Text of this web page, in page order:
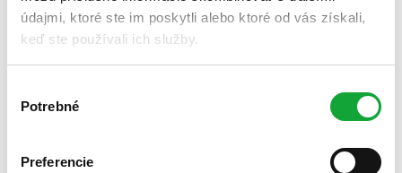
údajmi, ktoré ste im poskytli alebo ktoré od vás získali,
keď ste používali ich služby.
súhlasu
Potrebné
Preferencie